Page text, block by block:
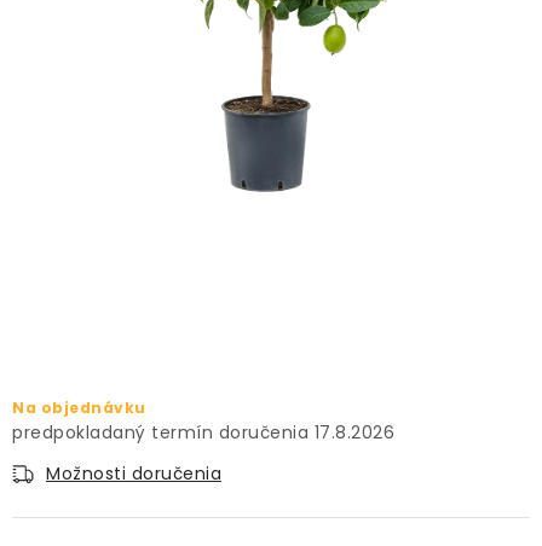
KVETINÁČE A OBALY NA RASTLINY
ZNAČKY
Na objednávku
17.8.2026
Možnosti doručenia